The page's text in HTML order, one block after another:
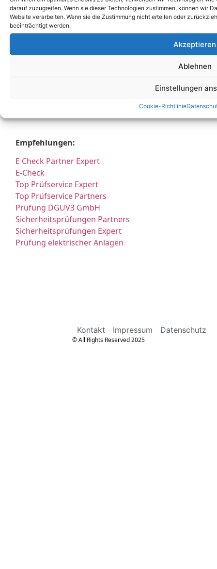
darauf zuzugreifen. Wenn sie dieser Technologien zustimmen, können wir
Website verarbeiten. Wenn sie die Zustimmung nicht erteilen oder
beeinträchtigt werden.
Akzeptieren
Ablehnen
Einstellungen
Cookie-Richtlinie
DGUV Prüfung
DGUV
DGUV V3
Job
Empfehlungen:
E Check Partner Expert
E-Check
Top Prüfservice Expert
Top Prüfservice Partners
Prüfung DGUV3 GmbH
Sicherheitsprüfungen Partners
Sicherheitsprüfungen Expert
Prüfung elektrischer Anlagen
Kontakt Impressum Datenschutz
© All Rights Reserved 2025